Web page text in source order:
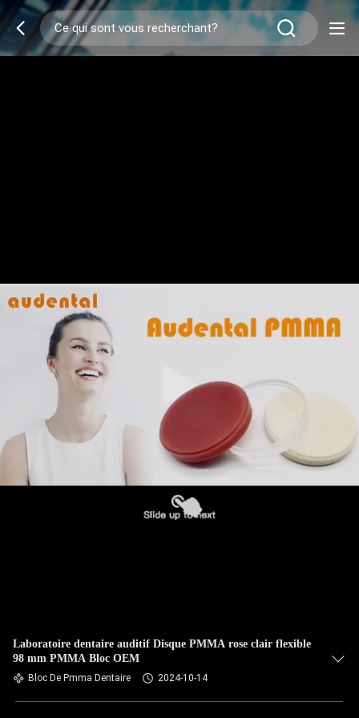
Laboratoire dentaire auditif Disque PMMA rose clair flexible
98 mm PMMA Bloc OEM
Bloc De Pmma Dentaire 2024-10-14